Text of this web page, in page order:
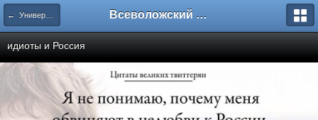
← Универсальные ответы) Всеволожский форум
идиоты и Россия